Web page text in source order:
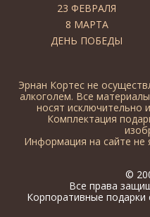
23 ФЕВРАЛЯ
8 МАРТА
ДЕНЬ ПОБЕДЫ
Эрнан Кортес не
алкоголем. Все
носят исключительно
Комплектация
Информация на сайте не
©
Все права
Корпоративные подарки